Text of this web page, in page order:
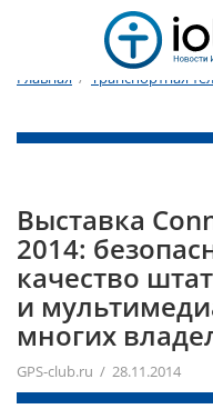
Главная /
Транспортная
Выставка
2014:
качество
и
многих
GPS-club.ru / 28.11.2014